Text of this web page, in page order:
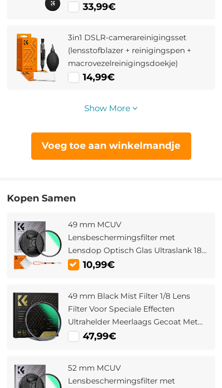
Buitenverlichting Goud Zilver Wit
33,99€
3in1 DSLR-camerareinigingsset
(lensstofblazer + reinigingspen +
macrovezelreinigingsdoekje)
14,99€
Show More
Voeg toe aan winkelmandje
Kopen Samen
49 mm MCUV
Lensbeschermingsfilter met
Lensdop Optisch Glas Ultraslank 18
Meerlaagse Coatings UV Filter voor
10,99€
49 mm Black Mist Filter 1/8 Lens
Filter Voor Speciale Effecten
Ultrahelder Meerlaags Gecoat Met
Waterdicht Krasbestendig En
47,99€
52 mm MCUV
Lensbeschermingsfilter met